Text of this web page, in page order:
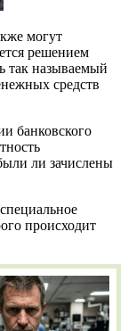
могут
решением
так называемый
средств
банковского
ли зачислены
происходит